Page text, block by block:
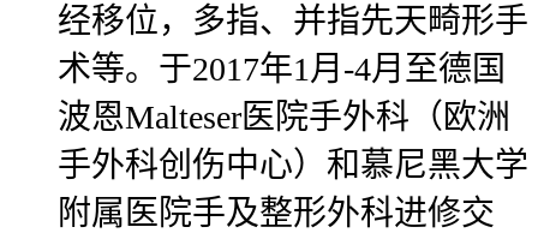
经移位，多指、并指先天畸形手
术等。于2017年1月-4月至德国
波恩Malteser医院手外科（欧洲
手外科创伤中心）和慕尼黑大学
附属医院手及整形外科进修交